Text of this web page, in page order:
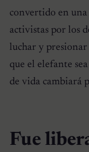
convertido en una
activistas por los
luchar y
que el elefante
de vida cambiará
Fue